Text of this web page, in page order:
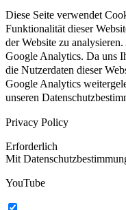
Diese Seite verwendet
Funktionalität dieser
der Website zu
Google Analytics. Da uns
die Nutzerdaten dieser
Google Analytics
unseren
Privacy Policy
Erforderlich
Mit
YouTube